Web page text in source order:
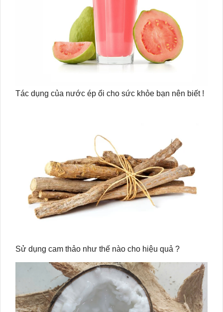
Tác dụng của nước ép ổi cho sức khỏe bạn nên biết !
Sử dụng cam thảo như thế nào cho hiệu quả ?